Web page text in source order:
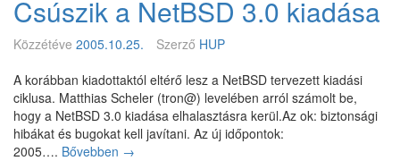
Csúszik a NetBSD 3.0 kiadása
Közzétéve 2005.10.25. Szerző HUP
A korábban kiadottaktól eltérő lesz a NetBSD tervezett kiadási
ciklusa. Matthias Scheler (tron@) levelében arról számolt be,
hogy a NetBSD 3.0 kiadása elhalasztásra kerül.Az ok: biztonsági
hibákat és bugokat kell javítani. Az új időpontok:
2005…. Bővebben C
→